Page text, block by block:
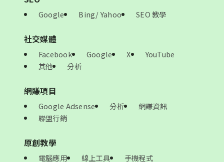
Google Bing/ Yahoo SEO 教學
社交媒體
Facebook Google X
YouTube
其他
分析
網賺項目
Google Adsense 分析
網賺資訊
聯盟行銷
原創教學
電腦應用 線上工具 手機程式